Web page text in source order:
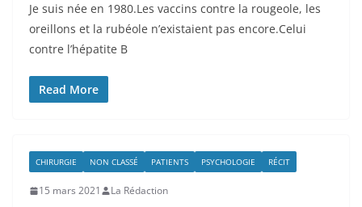
Je suis née en 1980.Les vaccins contre la rougeole, les
oreillons et la rubéole n’existaient pas encore.Celui
contre l’hépatite B
Read More
CHIRURGIE NON CLASSÉ PATIENTS PSYCHOLOGIE RÉCIT
15 mars 2021 La Rédaction